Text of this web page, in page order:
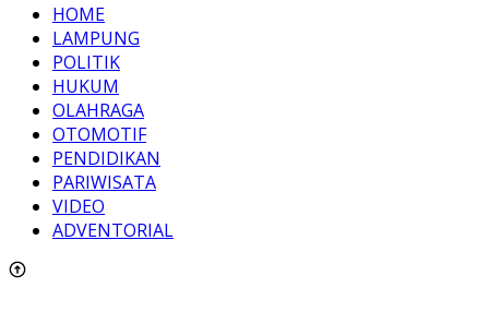
HOME
LAMPUNG
POLITIK
HUKUM
OLAHRAGA
OTOMOTIF
PENDIDIKAN
PARIWISATA
VIDEO
ADVENTORIAL